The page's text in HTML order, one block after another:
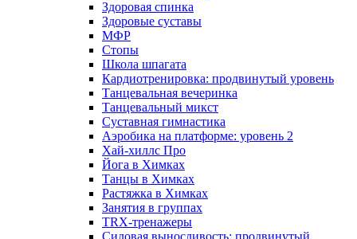
Здоровая спинка
Здоровые суставы
МФР
Стопы
Школа шпагата
Кардиотренировка: продвинутый уровень
Танцевальная вечеринка
Танцевальный микст
Суставная гимнастика
Аэробика на платформе: уровень 2
Хай-хиллс Про
Йога в Химках
Танцы в Химках
Растяжка в Химках
Занятия в группах
TRX-тренажеры